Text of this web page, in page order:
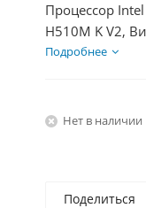
Процессор
H510M K V2,
HDD 2Тб, БП
Подробнее
Нет в наличии
Поделиться